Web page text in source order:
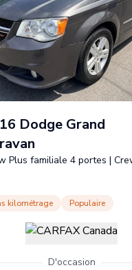
Dodge Grand
Plus familiale 4 portes |
kilométrage Populaire
D'occasion